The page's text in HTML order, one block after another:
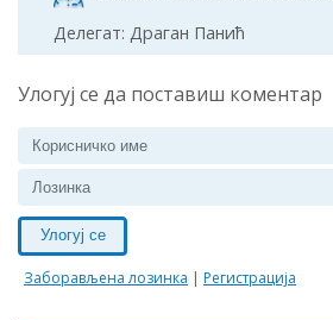
Делегат: Драган Панић
Улогуј се да поставиш коментар
Улогуј се
Заборављена лозинка | Регистрација